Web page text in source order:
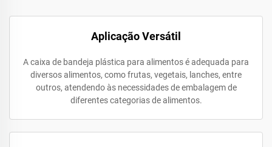
Aplicação Versátil
A caixa de bandeja plástica para alimentos é adequada para
diversos alimentos, como frutas, vegetais, lanches, entre
outros, atendendo às necessidades de embalagem de
diferentes categorias de alimentos.